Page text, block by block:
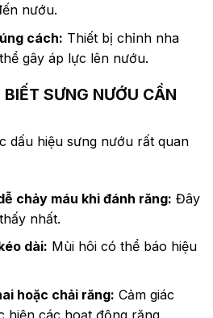
nướu.
cách: Thiết bị chỉnh nha
gây áp lực lên nướu.
SƯNG NƯỚU CẦN
dấu hiệu sưng nướu rất quan
chảy máu khi đánh răng: Đây
nhất.
dài: Mùi hôi có thể báo hiệu
hoặc chải răng: Cảm giác
hiện các hoạt động răng